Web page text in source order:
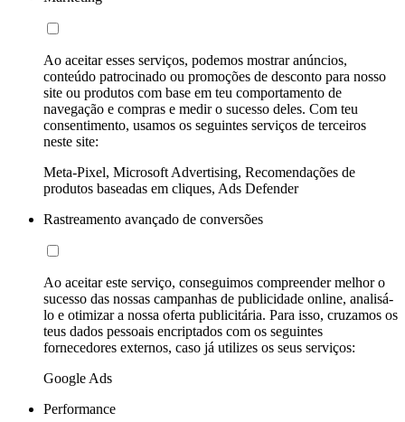
Ao aceitar esses serviços, podemos mostrar anúncios,
conteúdo patrocinado ou promoções de desconto para nosso
site ou produtos com base em teu comportamento de
navegação e compras e medir o sucesso deles. Com teu
consentimento, usamos os seguintes serviços de terceiros
neste site:
Meta-Pixel, Microsoft Advertising, Recomendações de
produtos baseadas em cliques, Ads Defender
Rastreamento avançado de conversões
Ao aceitar este serviço, conseguimos compreender melhor o
sucesso das nossas campanhas de publicidade online, analisá-
lo e otimizar a nossa oferta publicitária. Para isso, cruzamos os
teus dados pessoais encriptados com os seguintes
fornecedores externos, caso já utilizes os seus serviços:
Google Ads
Performance